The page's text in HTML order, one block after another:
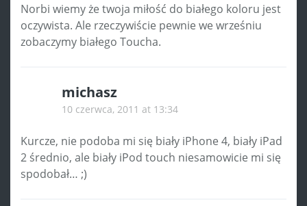
Norbi wiemy że twoja miłość do białego koloru jest
oczywista. Ale rzeczywiście pewnie we wrześniu
zobaczymy białego Toucha.
michasz
10 czerwca, 2011 at 13:34
Kurcze, nie podoba mi się biały iPhone 4, biały iPad
2 średnio, ale biały iPod touch niesamowicie mi się
spodobał… ;)